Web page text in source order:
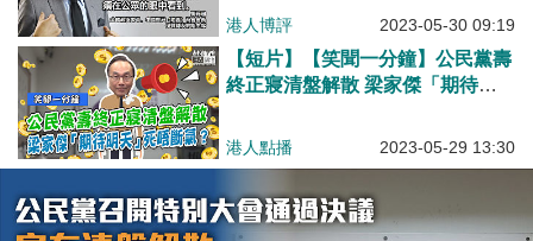
港人博評 2023-05-30 09:19
【短片】【笑聞一分鐘】公民黨壽
終正寢清盤解散 梁家傑「期待明
港人點播 2023-05-29 13:30